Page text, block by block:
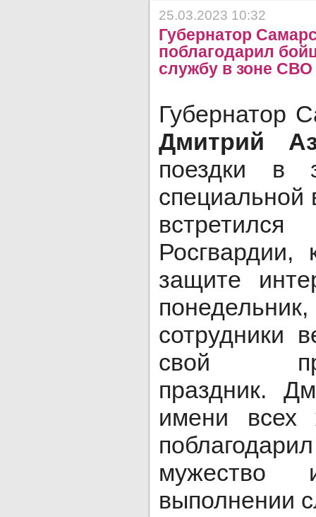
25.03.2023 10:32
Губернатор
поблагодарил
службу в зоне СВО
Губернатор
Дмитрий
поездки в
специальной
Росгвардии,
защите
сотрудники
свой
праздник.
имени всех
мужество
выполнении